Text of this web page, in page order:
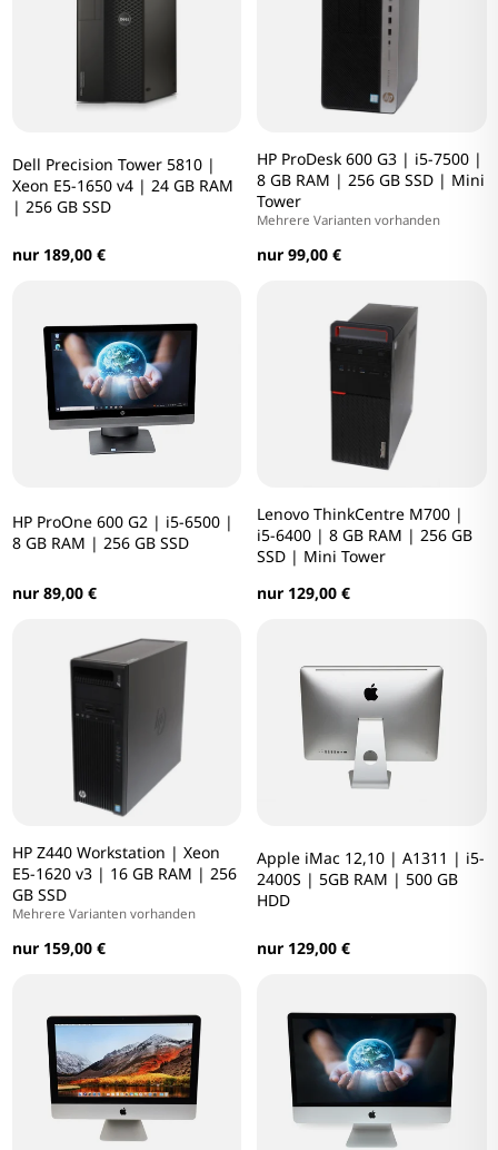
Dell Precision Tower 5810 |
Xeon E5-1650 v4 | 24 GB RAM
| 256 GB SSD
nur 189,00 €
HP ProDesk 600 G3 | i5-7500 |
8 GB RAM | 256 GB SSD | Mini
Tower
Mehrere Varianten vorhanden
nur 99,00 €
HP ProOne 600 G2 | i5-6500 |
8 GB RAM | 256 GB SSD
nur 89,00 €
Lenovo ThinkCentre M700 |
i5-6400 | 8 GB RAM | 256 GB
SSD | Mini Tower
nur 129,00 €
HP Z440 Workstation | Xeon
E5-1620 v3 | 16 GB RAM | 256
GB SSD
Mehrere Varianten vorhanden
nur 159,00 €
Apple iMac 12,10 | A1311 | i5-
2400S | 5GB RAM | 500 GB
HDD
nur 129,00 €